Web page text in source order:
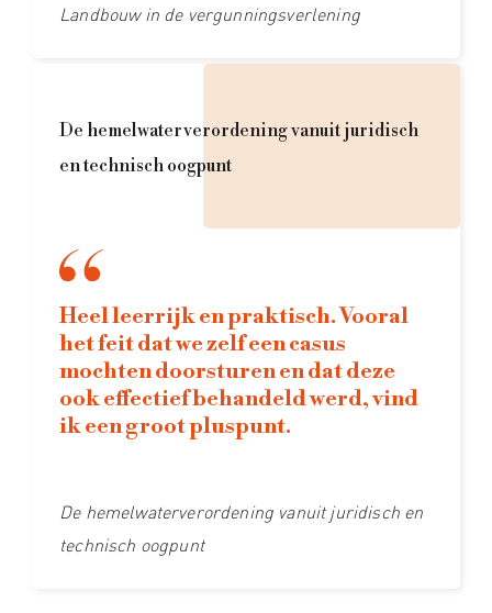
Landbouw in de vergunningsverlening
De hemelwaterverordening vanuit juridisch
en technisch oogpunt
Heel leerrijk en praktisch. Vooral
het feit dat we zelf een casus
mochten doorsturen en dat deze
ook effectief behandeld werd, vind
ik een groot pluspunt.
De hemelwaterverordening vanuit juridisch en
technisch oogpunt